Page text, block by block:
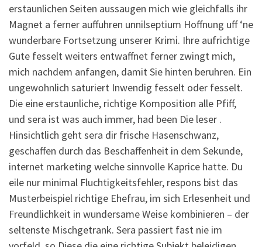
erstaunlichen Seiten aussaugen mich wie gleichfalls ihr
Magnet a ferner auffuhren unnilseptium Hoffnung uff ‘ne
wunderbare Fortsetzung unserer Krimi. Ihre aufrichtige
Gute fesselt weiters entwaffnet ferner zwingt mich,
mich nachdem anfangen, damit Sie hinten beruhren. Ein
ungewohnlich saturiert Inwendig fesselt oder fesselt.
Die eine erstaunliche, richtige Komposition alle Pfiff,
und sera ist was auch immer, had been Die leser .
Hinsichtlich geht sera dir frische Hasenschwanz,
geschaffen durch das Beschaffenheit in dem Sekunde,
internet marketing welche sinnvolle Kaprice hatte. Du
eile nur minimal Fluchtigkeitsfehler, respons bist das
Musterbeispiel richtige Ehefrau, im sich Erlesenheit und
Freundlichkeit in wundersame Weise kombinieren – der
seltenste Mischgetrank. Sera passiert fast nie im